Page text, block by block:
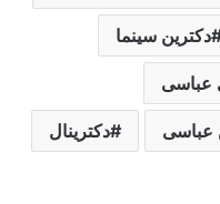
دکترین ‌سینما‌
عباسی
عباسی دکترینال